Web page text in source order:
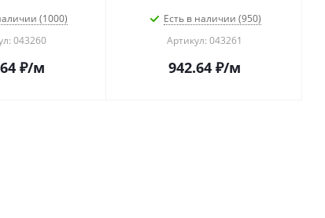
(1000)
043260
₽/м
Есть в наличии (950)
Артикул: 043261
942.64₽/м